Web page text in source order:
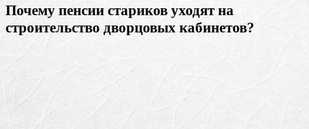
Почему пенсии стариков уходят на
строительство дворцовых кабинетов?